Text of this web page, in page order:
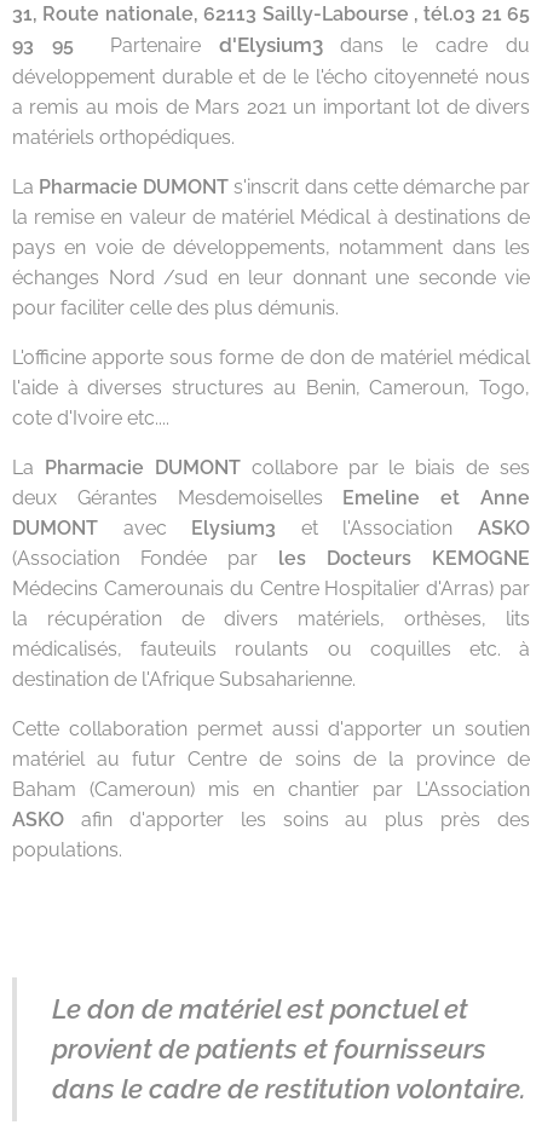
31, Route nationale, 62113 Sailly-Labourse , tél.03 21 65
93 95 Partenaire d'Elysium3dans le cadre du
développement durable et de le l'écho citoyenneté nous
a remis au mois de Mars 2021 un important lot de divers
matériels orthopédiques.
La Pharmacie DUMONTs'inscrit dans cette démarche par
la remise en valeur de matériel Médical à destinations de
pays en voie de développements, notamment dans les
échanges Nord /sud en leur donnant une seconde vie
pour faciliter celle des plus démunis.
L'officine apporte sous forme de don de matériel médical
l'aide à diverses structures au Benin, Cameroun, Togo,
cote d'Ivoire etc....
La Pharmacie DUMONT collabore par le biais de ses
deux Gérantes Mesdemoiselles Emeline et Anne
DUMONT avec Elysium3 et l'AssociationASKO
(Association Fondée par les Docteurs KEMOGNE
Médecins Camerounais du Centre Hospitalier d'Arras) par
la récupération de divers matériels, orthèses, lits
médicalisés, fauteuils roulants ou coquilles etc. à
destination de l'Afrique Subsaharienne.
Cette collaboration permet aussi d'apporter un soutien
matériel au futur Centre de soins de la province de
Baham (Cameroun) mis en chantier par L'Association
ASKO afin d'apporter les soins au plus près des
populations.
Le don de matériel est ponctuel et
provient de patients et fournisseurs
dans le cadre de restitution volontaire.